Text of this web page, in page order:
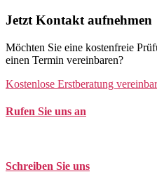
Jetzt Kontakt aufnehmen
Möchten Sie eine kostenfreie
einen Termin vereinbaren?
Kostenlose Erstberatung
Rufen Sie uns an
Schreiben Sie uns